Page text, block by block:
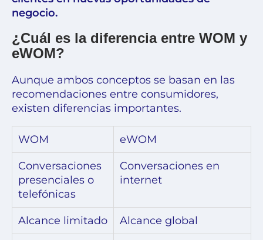
negocio.
¿Cuál es la diferencia entre WOM y
eWOM?
Aunque ambos conceptos se basan en las
recomendaciones entre consumidores,
existen diferencias importantes.
WOM eWOM
Conversaciones
presenciales o
telefónicas
Conversaciones en
internet
Alcance limitado Alcance global